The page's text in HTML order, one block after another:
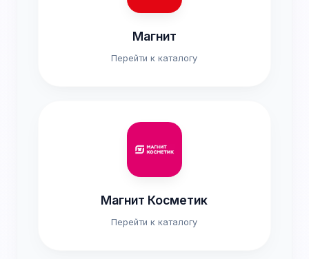
Магнит
Перейти к каталогу
Магнит Косметик
Перейти к каталогу